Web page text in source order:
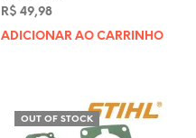
R$ 49,98
ADICIONAR AO CARRINHO
OUT OF STOCK